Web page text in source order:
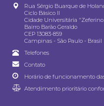
Rua Sérgio Buarque de
Ciclo Básico II
Cidade Universitária "Zeferino
Bairro Barão Geraldo
CEP 13083-859
Campinas - São Paulo - Brasil
Telefones
Contato
Horário de funcionamento
Atendimento prioritário